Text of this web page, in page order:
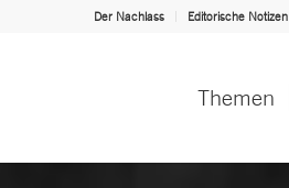
Der Nachlass Editorische Notizen
Themen